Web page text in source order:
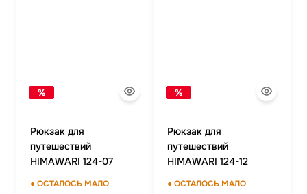
%
Рюкзак для
путешествий
HIMAWARI 124-07
● ОСТАЛОСЬ МАЛО
%
Рюкзак для
путешествий
HIMAWARI 124-12
● ОСТАЛОСЬ МАЛО